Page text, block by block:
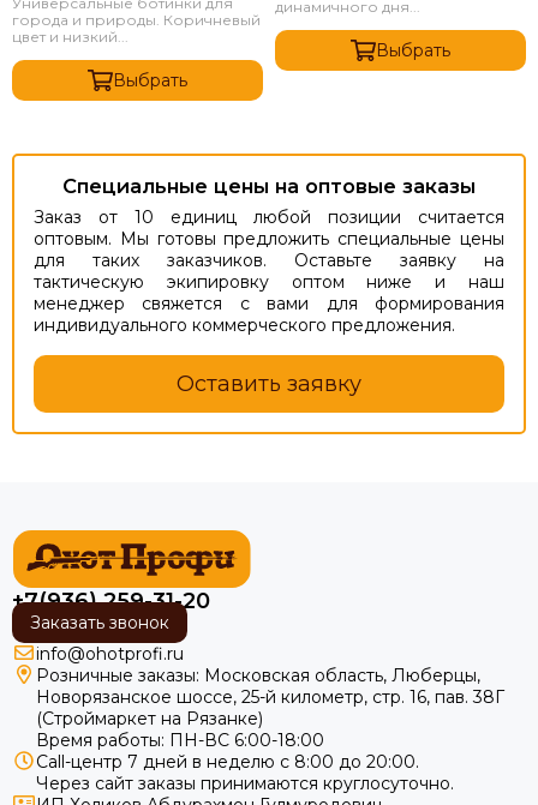
города и природы. Коричневый
цвет и низкий...
Выбрать
динамичного дня...
Выбрать
Специальные цены на оптовые заказы
Заказ от 10 единиц любой позиции считается
оптовым. Мы готовы предложить специальные цены
для таких заказчиков. Оставьте заявку на
тактическую экипировку оптом ниже и наш
менеджер свяжется с вами для формирования
индивидуального коммерческого предложения.
Оставить заявку
+7(936) 259-31-20
Заказать звонок
info@ohotprofi.ru
Розничные заказы: Московская область, Люберцы,
Новорязанское шоссе, 25-й километр, стр. 16, пав. 38Г
(Строймаркет на Рязанке)
Время работы: ПН-ВС 6:00-18:00
Call-центр 7 дней в неделю с 8:00 до 20:00.
Через сайт заказы принимаются круглосуточно.